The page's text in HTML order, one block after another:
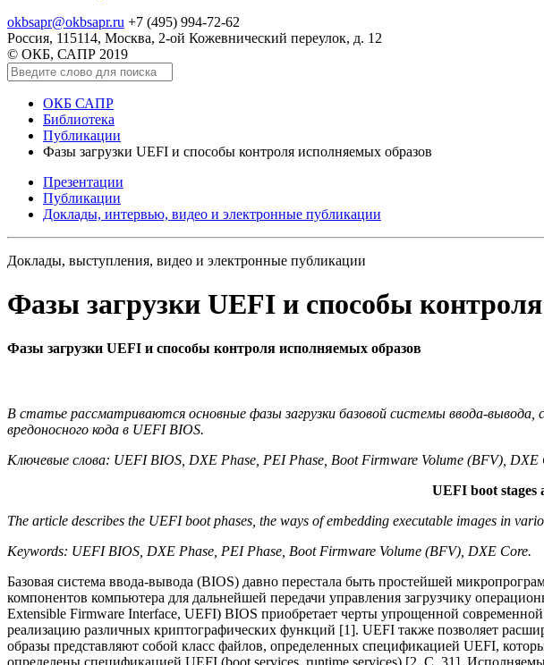
okbsapr@okbsapr.ru +7 (495) 994-72-62
Россия, 115114, Москва, 2-ой Кожевнический переулок, д. 12
© ОКБ, САПР 2019
ОКБ САПР
Библиотека
Публикации
Фазы загрузки UEFI и способы контроля исполняемых образов
Презентации
Публикации
Доклады, интервью, видео и электронные публикации
Доклады, выступления, видео и электронные публикации
Фазы загрузки UEFI и способы
Фазы загрузки UEFI и способы контроля исполняемых образов
В статье рассматриваются основные фазы загрузки базовой системы ввода-
вредоносного кода в UEFI BIOS.
Ключевые слова: UEFI BIOS, DXE Phase, PEI Phase, Boot Firmware Volume (BFV), DXE
UEFI boot stages
The article describes the UEFI boot phases, the ways of embedding executable images in
Keywords: UEFI BIOS, DXE Phase, PEI Phase, Boot Firmware Volume (BFV), DXE Core.
Базовая система ввода-вывода (BIOS) давно перестала быть простейшей
компонентов компьютера для дальнейшей передачи управления загрузчику
Extensible Firmware Interface, UEFI) BIOS приобретает черты упрощенной
реализацию различных криптографических функций [1]. UEFI также позволяет
образы представляют собой класс файлов, определенных спецификацией UEFI,